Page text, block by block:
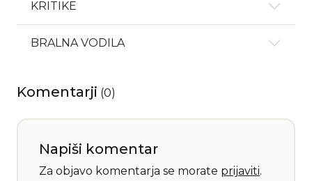
KRITIKE
BRALNA VODILA
Komentarji (0)
Napiši komentar
Za objavo komentarja se morate prijaviti.